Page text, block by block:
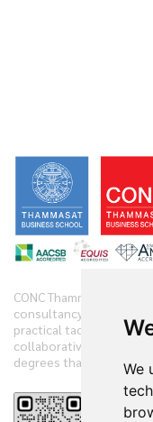
We
CONC Thammasat
consultancy,
practical tactics. We
collaborative
degrees that have